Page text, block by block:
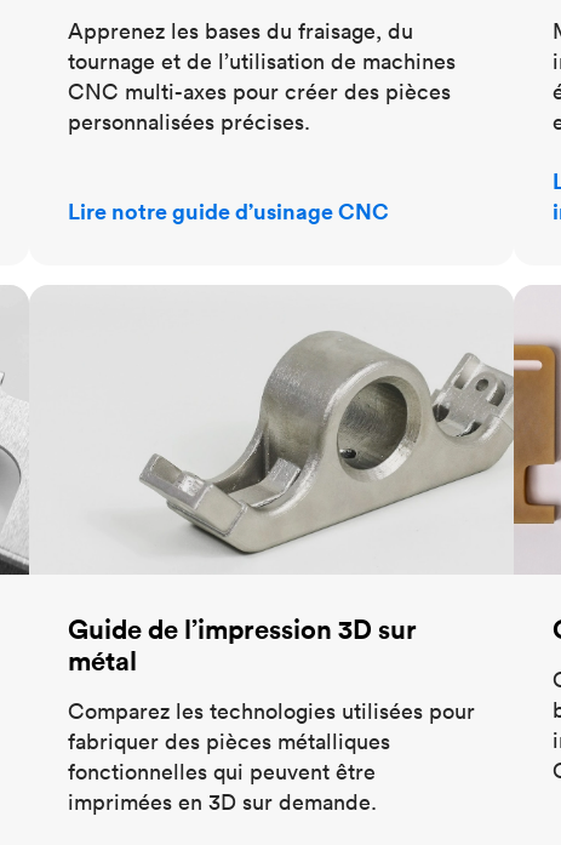
Apprenez les bases du fraisage, du
tournage et de l’utilisation de machines
CNC multi-axes pour créer des pièces
personnalisées précises.
Lire notre guide d’usinage CNC
Guide de l’impression 3D sur métal
Guide de l’impression 3D sur
métal
Comparez les technologies utilisées pour
fabriquer des pièces métalliques
fonctionnelles qui peuvent être
imprimées en 3D sur demande.